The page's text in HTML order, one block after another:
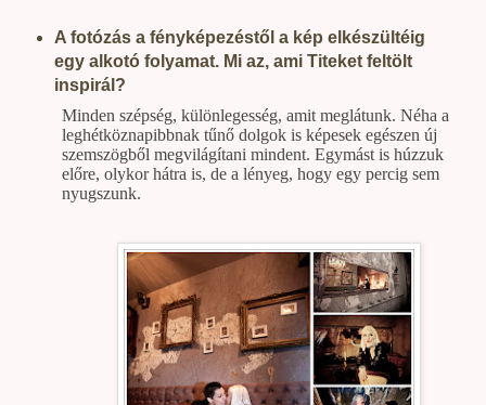
A fotózás a fényképezéstől a kép elkészültéig
egy alkotó folyamat. Mi az, ami Titeket feltölt
inspirál?
Minden szépség, különlegesség, amit meglátunk. Néha a
leghétköznapibbnak tűnő dolgok is képesek egészen új
szemszögből megvilágítani mindent. Egymást is húzzuk
előre, olykor hátra is, de a lényeg, hogy egy percig sem
nyugszunk.